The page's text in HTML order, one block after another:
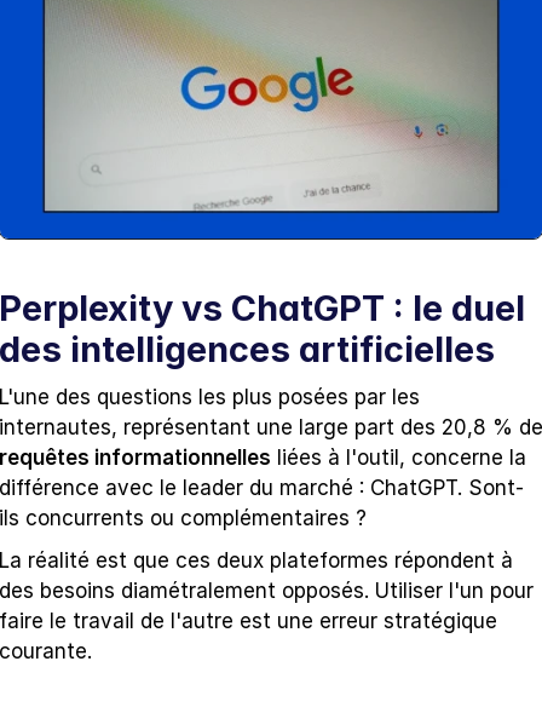
Perplexity vs ChatGPT : le duel
des intelligences artificielles
L'une des questions les plus posées par les
requêtes informationnelles liées à l'outil, concerne la
différence avec le leader du marché : ChatGPT. Sont-
ils concurrents ou complémentaires ?
La réalité est que ces deux plateformes répondent à
des besoins diamétralement opposés. Utiliser l'un pour
faire le travail de l'autre est une erreur stratégique
courante.